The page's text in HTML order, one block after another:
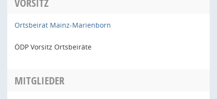
VORSITZ
Ortsbeirat Mainz-Marienborn
ÖDP Vorsitz Ortsbeiräte
MITGLIEDER